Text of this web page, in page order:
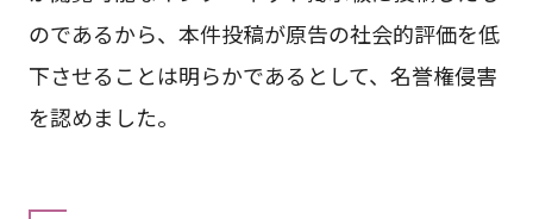
のであるから、本件投稿が原告の社会的評価を低
下させることは明らかであるとして、名誉権侵害
を認めました。